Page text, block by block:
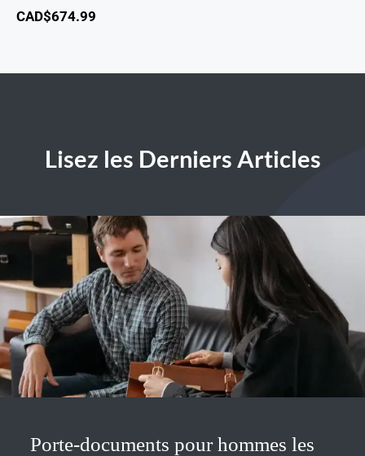
CAD$674.99
Lisez les Derniers Articles
Porte-documents pour hommes les